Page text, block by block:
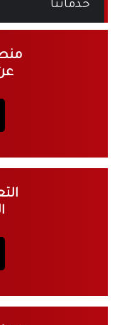
خدماتنا